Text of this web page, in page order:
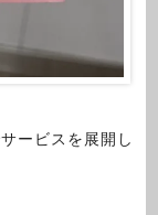
ービスを展開し